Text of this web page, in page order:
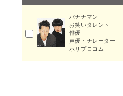
バナナマン
お笑いタレント
俳優
声優・ナレーター
ホリプロコム